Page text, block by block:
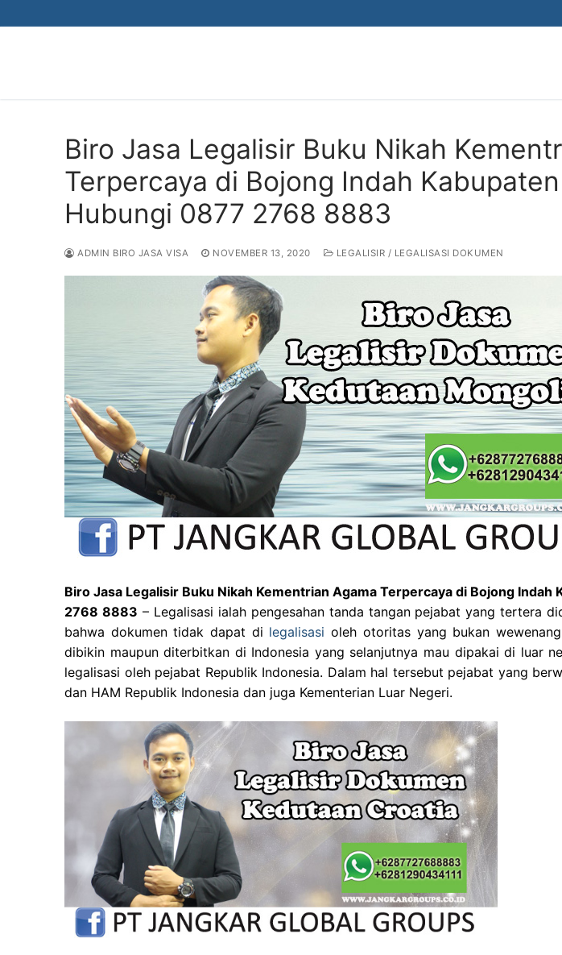
to
Biro Jasa Legalisir Buku Nikah
Terpercaya di Bojong Indah
Hubungi 0877 2768 8883
ADMIN BIRO JASA VISA NOVEMBER 13, 2020 LEGALISIR / LEGALISASI DOKUMEN
Biro Jasa Legalisir Buku Nikah Kementrian Agama Terpercaya di Bojong
2768 8883 – Legalisasi ialah pengesahan tanda tangan pejabat yang tertera
bahwa dokumen tidak dapat di legalisasi oleh otoritas yang bukan
dibikin maupun diterbitkan di Indonesia yang selanjutnya mau dipakai di luar
legalisasi oleh pejabat Republik Indonesia. Dalam hal tersebut pejabat yang
dan HAM Republik Indonesia dan juga Kementerian Luar Negeri.